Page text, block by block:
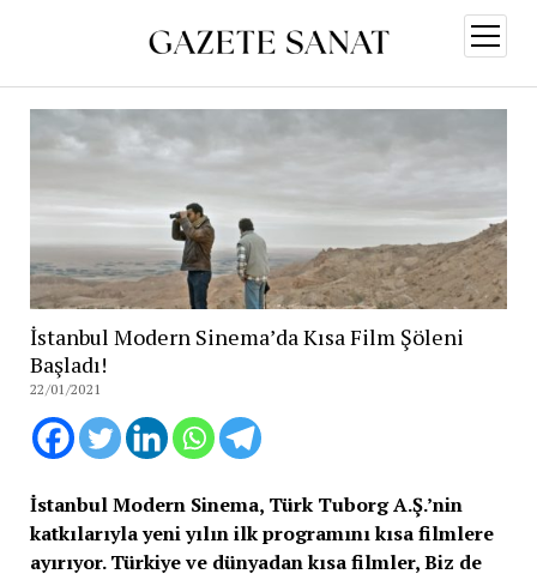
aç
İstanbul Modern Sinema’da Kısa Film Şöleni
Başladı!
22/01/2021
İstanbul Modern Sinema, Türk Tuborg A.Ş.’nin
katkılarıyla yeni yılın ilk programını kısa filmlere
ayırıyor. Türkiye ve dünyadan kısa filmler, Biz de